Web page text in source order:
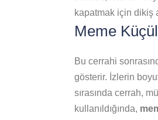
kapatmak için dikiş
Meme
Bu cerrahi
gösterir. İzlerin
sırasında cerrah,
kullanıldığında,